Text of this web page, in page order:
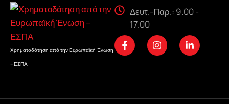
Χρηματοδότηση από την Ευρωπαϊκή Ένωση
– ΕΣΠΑ
Δευτ.-Παρ.: 9.00 -
17.00
F
a
c
I
n
s
L
i
n